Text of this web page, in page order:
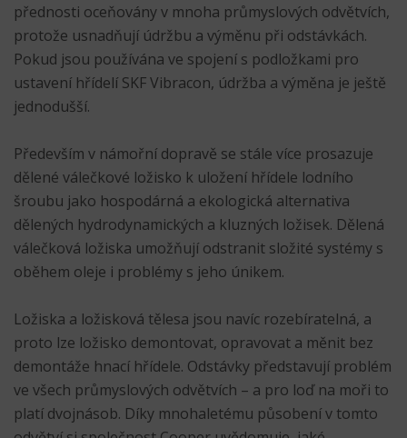
přednosti oceňovány v mnoha průmyslových odvětvích,
protože usnadňují údržbu a výměnu při odstávkách.
Pokud jsou používána ve spojení s podložkami pro
ustavení hřídelí SKF Vibracon, údržba a výměna je ještě
jednodušší.
Především v námořní dopravě se stále více prosazuje
dělené válečkové ložisko k uložení hřídele lodního
šroubu jako hospodárná a ekologická alternativa
dělených hydrodynamických a kluzných ložisek. Dělená
válečková ložiska umožňují odstranit složité systémy s
oběhem oleje i problémy s jeho únikem.
Ložiska a ložisková tělesa jsou navíc rozebíratelná, a
proto lze ložisko demontovat, opravovat a měnit bez
demontáže hnací hřídele. Odstávky představují problém
ve všech průmyslových odvětvích – a pro loď na moři to
platí dvojnásob. Díky mnohaletému působení v tomto